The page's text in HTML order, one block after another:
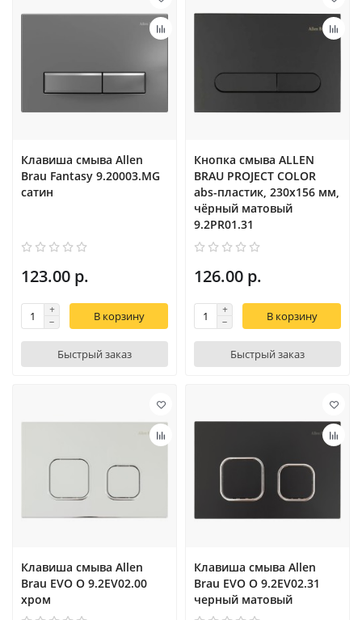
Клавиша смыва Allen
Brau Fantasy 9.20003.MG
сатин
123.00 р.
В корзину
Быстрый заказ
Кнопка смыва ALLEN
BRAU PROJECT COLOR
abs-пластик, 230x156 мм,
чёрный матовый
9.2PR01.31
126.00 р.
В корзину
Быстрый заказ
Клавиша смыва Allen
Brau EVO O 9.2EV02.00
хром
Клавиша смыва Allen
Brau EVO O 9.2EV02.31
черный матовый